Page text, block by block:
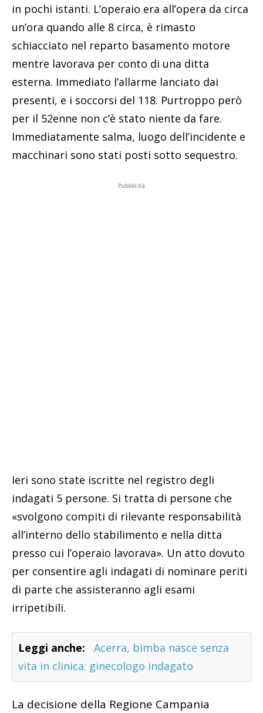
in pochi istanti. L’operaio era all’opera da circa
un’ora quando alle 8 circa, è rimasto
schiacciato nel reparto basamento motore
mentre lavorava per conto di una ditta
esterna. Immediato l’allarme lanciato dai
presenti, e i soccorsi del 118. Purtroppo però
per il 52enne non c’è stato niente da fare.
Immediatamente salma, luogo dell’incidente e
macchinari sono stati posti sotto sequestro.
Pubblicità
Ieri sono state iscritte nel registro degli
indagati 5 persone. Si tratta di persone che
«svolgono compiti di rilevante responsabilità
all’interno dello stabilimento e nella ditta
presso cui l’operaio lavorava». Un atto dovuto
per consentire agli indagati di nominare periti
di parte che assisteranno agli esami
irripetibili.
Leggi anche:
Acerra, bimba nasce senza
vita in clinica: ginecologo indagato
La decisione della Regione Campania